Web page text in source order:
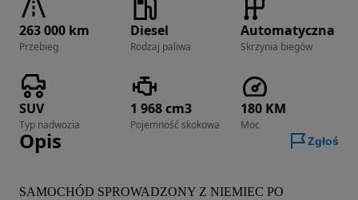
263 000 km
Przebieg
Diesel
Rodzaj paliwa
Automatyczna
Skrzynia biegów
SUV
Typ nadwozia
1 968 cm3
Pojemność skokowa
180 KM
Moc
Opis Zgłoś
SAMOCHÓD SPROWADZONY Z NIEMIEC PO